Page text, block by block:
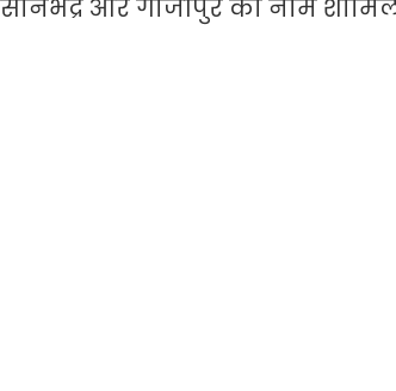
सोनभद्र और गाजीपुर का नाम